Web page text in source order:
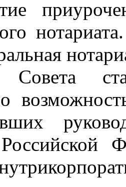
Совета